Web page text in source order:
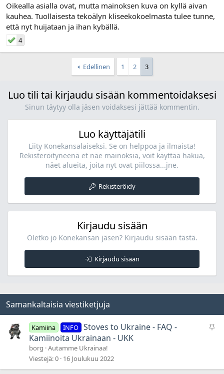
Oikealla asialla ovat, mutta mainoksen kuva on kyllä aivan
kauhea. Tuollaisesta tekoälyn kliseekokoelmasta tulee tunne,
että nyt huijataan ja ihan kybällä.
4
Edellinen 1 2 3
Luo tili tai kirjaudu sisään kommentoidaksesi
Sinun täytyy olla jäsen voidaksesi jättää kommentin.
Luo käyttäjätili
Liity Konekansalaiseksi. Se on helppoa ja ilmaista!
Rekisteröityneenä et näe mainoksia, voit käyttää hakua,
näet alueita, joita nyt ovat piilossa...jne.
Rekisteröidy
Kirjaudu sisään
Oletko jo Konekansan jäsen? Kirjaudu sisään tästä.
Kirjaudu sisään
Samankaltaisia viestiketjuja
P
v
Kamiina INFO Stoves to Ukraine - FAQ -
Kamiinoita Ukrainaan - UKK
borg Autamme Ukrainaa!
Viestejä 0 16 Joulukuu 2022